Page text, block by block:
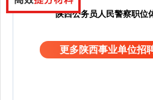
陕西公务员人民警察职位
更多陕西事业单位招